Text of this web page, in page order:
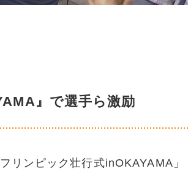
』で選手ら激励
リンピック壮行式inOKAYAMA」